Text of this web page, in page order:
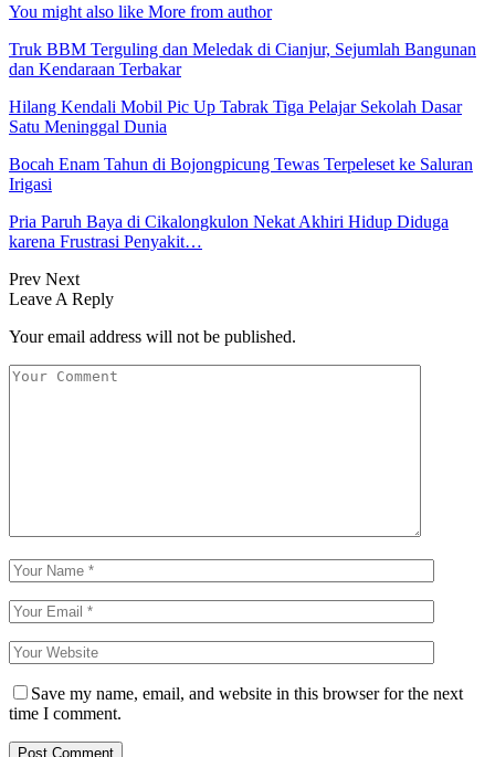
You might also like More from author
Truk BBM Terguling dan Meledak di Cianjur, Sejumlah Bangunan
dan Kendaraan Terbakar
Hilang Kendali Mobil Pic Up Tabrak Tiga Pelajar Sekolah Dasar
Satu Meninggal Dunia
Bocah Enam Tahun di Bojongpicung Tewas Terpeleset ke Saluran
Irigasi
Pria Paruh Baya di Cikalongkulon Nekat Akhiri Hidup Diduga
karena Frustrasi Penyakit…
Prev Next
Leave A Reply
Your email address will not be published.
Save my name, email, and website in this browser for the next
time I comment.